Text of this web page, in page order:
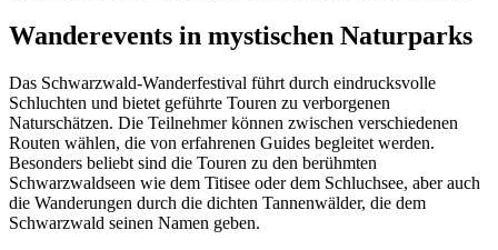
Wanderevents in mystischen Naturparks
Das Schwarzwald-Wanderfestival führt durch eindrucksvolle
Schluchten und bietet geführte Touren zu verborgenen
Naturschätzen. Die Teilnehmer können zwischen verschiedenen
Routen wählen, die von erfahrenen Guides begleitet werden.
Besonders beliebt sind die Touren zu den berühmten
Schwarzwaldseen wie dem Titisee oder dem Schluchsee, aber auch
die Wanderungen durch die dichten Tannenwälder, die dem
Schwarzwald seinen Namen geben.